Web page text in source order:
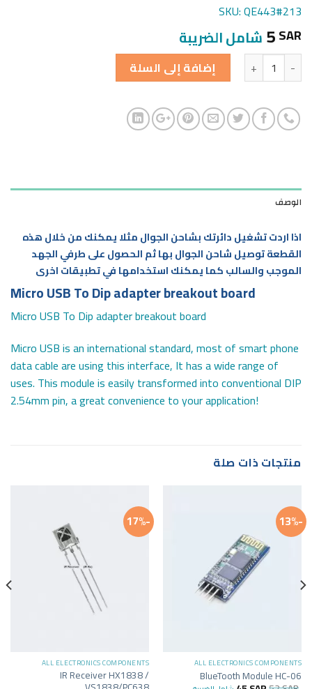
SKU: QE443#213
5SAR شامل الضريبة
الكمية إضافة إلى السلة
الوصف
اذا اردت تشغيل دائرتك بشاحن الجوال مثلا يمكنك من خلال هذه
القطعة توصيل شاحن الجوال بها ثم الحصول على طرفي الجهد
الموجب والسالب كما يمكنك استخدامها في تطبيقات اخرى
Micro USB To Dip adapter breakout board
Micro USB To Dip adapter breakout board
Micro USB is an international standard, most of smart phone
data cable are using this interface, It has a wide range of
uses. This module is easily transformed into conventional DIP
2.54mm pin, a great convenience to your application!
منتجات ذات صلة
-13%
ALL ELECTRONICS COMPONENTS
BlueTooth Module HC-06
-17%
ALL ELECTRONICS COMPONENTS
IR Receiver HX1838 /